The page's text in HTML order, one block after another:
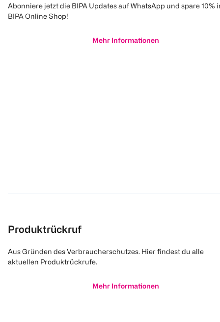
Abonniere jetzt die BIPA Updates auf WhatsApp und spare 10%
BIPA Online Shop!
Mehr Informationen
Produktrückruf
Aus Gründen des Verbraucherschutzes. Hier findest du alle
aktuellen Produktrückrufe.
Mehr Informationen